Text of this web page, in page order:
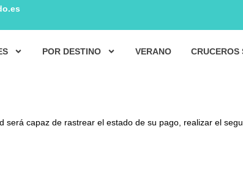
POR DESTINO VERANO CRUCEROS
será capaz de rastrear el estado de su pago, realizar el